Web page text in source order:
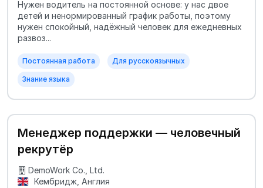
Нужен водитель на постоянной основе: у нас двое
детей и ненормированный график работы, поэтому
нужен спокойный, надёжный человек для ежедневных
развоз...
Постоянная работа Для русскоязычных
Знание языка
Менеджер поддержки — человечный
рекрутёр
DemoWork Co., Ltd.
Кембридж, Англия